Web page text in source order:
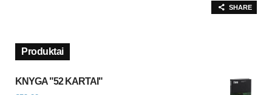
SHARE
Produktai
KNYGA "52 KARTAI"